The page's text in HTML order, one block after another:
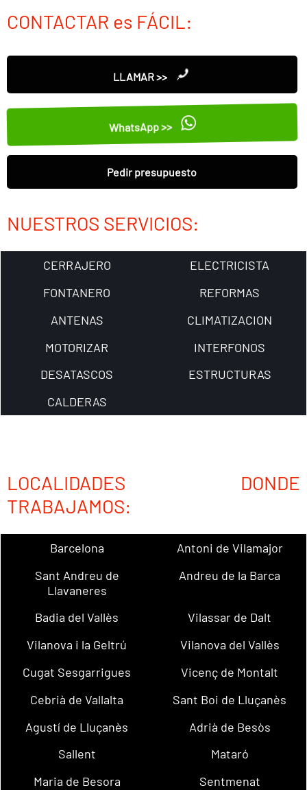
CONTACTAR es FÁCIL:
LLAMAR >>
WhatsApp >>
Pedir presupuesto
NUESTROS SERVICIOS:
CERRAJERO
ELECTRICISTA
FONTANERO
REFORMAS
ANTENAS
CLIMATIZACION
MOTORIZAR
INTERFONOS
DESATASCOS
ESTRUCTURAS
CALDERAS
LOCALIDADES DONDE
TRABAJAMOS:
Barcelona
Antoni de Vilamajor
Sant Andreu de
Llavaneres
Andreu de la Barca
Badia del Vallès
Vilassar de Dalt
Vilanova i la Geltrú
Vilanova del Vallès
Cugat Sesgarrigues
Vicenç de Montalt
Cebrià de Vallalta
Sant Boi de Lluçanès
Agustí de Lluçanès
Adrià de Besòs
Sallent
Mataró
Maria de Besora
Sentmenat